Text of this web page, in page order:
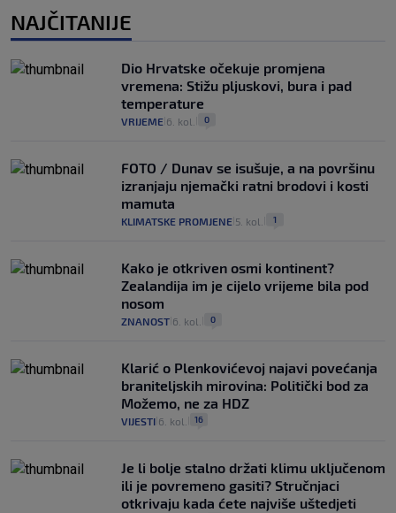
NAJČITANIJE
Dio Hrvatske očekuje promjena
vremena: Stižu pljuskovi, bura i pad
temperature
VRIJEME 6. kol. 0
FOTO / Dunav se isušuje, a na površinu
izranjaju njemački ratni brodovi i kosti
mamuta
KLIMATSKE PROMJENE 5. kol. 1
Kako je otkriven osmi kontinent?
Zealandija im je cijelo vrijeme bila pod
nosom
ZNANOST 6. kol. 0
Klarić o Plenkovićevoj najavi povećanja
braniteljskih mirovina: Politički bod za
Možemo, ne za HDZ
VIJESTI 6. kol. 16
Je li bolje stalno držati klimu uključenom
ili je povremeno gasiti? Stručnjaci
otkrivaju kada ćete najviše uštedjeti